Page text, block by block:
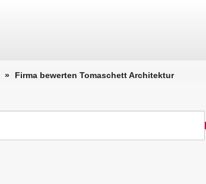
Firma bewerten Tomaschett Architektur